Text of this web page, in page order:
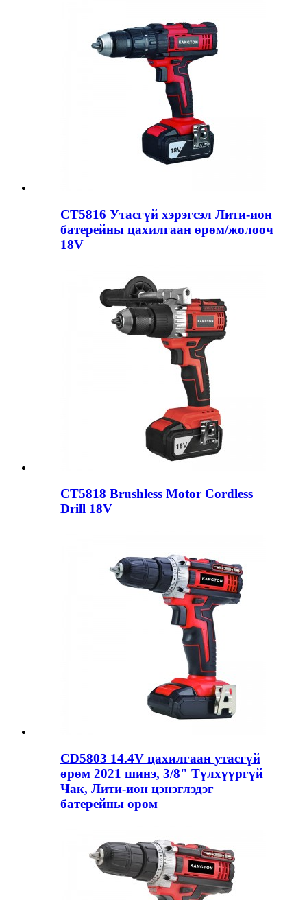
CT5816 Утасгүй хэрэгсэл Лити-ион
батерейны цахилгаан өрөм/жолооч
18V
CT5818 Brushless Motor Cordless
Drill 18V
CD5803 14.4V цахилгаан утасгүй
өрөм 2021 шинэ, 3/8" Түлхүүргүй
Чак, Лити-ион цэнэглэдэг
батерейны өрөм